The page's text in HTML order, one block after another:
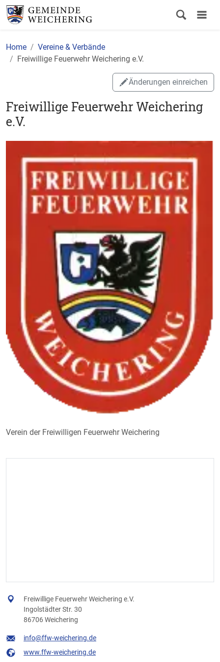
Home
Vereine & Verbände
Freiwillige Feuerwehr Weichering e.V.
Änderungen einreichen
Freiwillige Feuerwehr Weichering
e.V.
Verein der Freiwilligen Feuerwehr Weichering
Freiwillige Feuerwehr Weichering e.V.
Ingolstädter Str. 30
86706 Weichering
info@ffw-weichering.de
www.ffw-weichering.de